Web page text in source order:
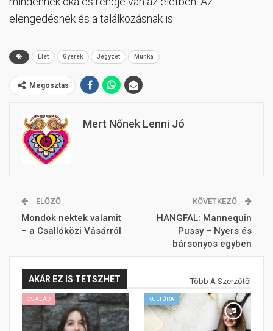
elengedésnek és a találkozásnak is.
Élet Gyerek Jegyzet Munka
Megosztás
Mert Nőnek Lenni Jó
ELŐZŐ
Mondok nektek valamit
– a Csallóközi Vásárról
KÖVETKEZŐ
HANGFAL: Mannequin
Pussy – Nyers és
bársonyos egyben
AKÁR EZ IS TETSZHET Több A Szerzőtől
CSALÁD KULTÚRA